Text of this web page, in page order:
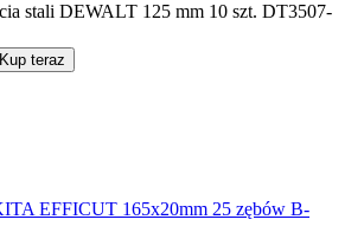
stali DEWALT 125 mm 10 szt. DT3507-
Kup teraz